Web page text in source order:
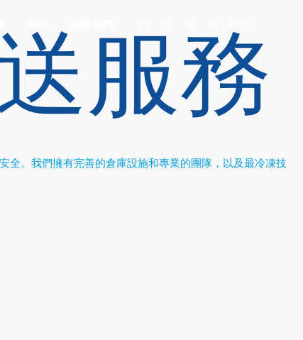
服務
全。我們擁有完善的倉庫設施和專業的團隊，以及最冷凍技